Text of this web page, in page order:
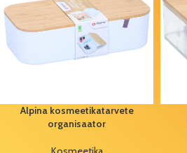
Alpina kosmeetikatarvete
organisaator